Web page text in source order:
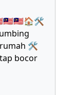
rumah 🛠
bocor